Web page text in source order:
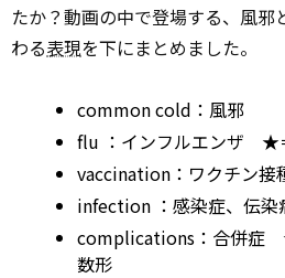
たか？動画の中で登場する、風邪
わる表現を下にまとめました。
commoncold：風邪
flu ：インフルエンザ ★
vaccination：ワクチン接
infection ：感染症、伝染
complications：合併症
数形